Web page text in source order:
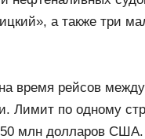
а также три
время рейсов
Лимит по одному
50 млн долларов США.